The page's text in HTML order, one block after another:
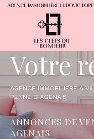
Votre r
AGENCE IMMOBILIÈRE À
PENNE D AGENAIS
ANNONCES DE
AGENAIS